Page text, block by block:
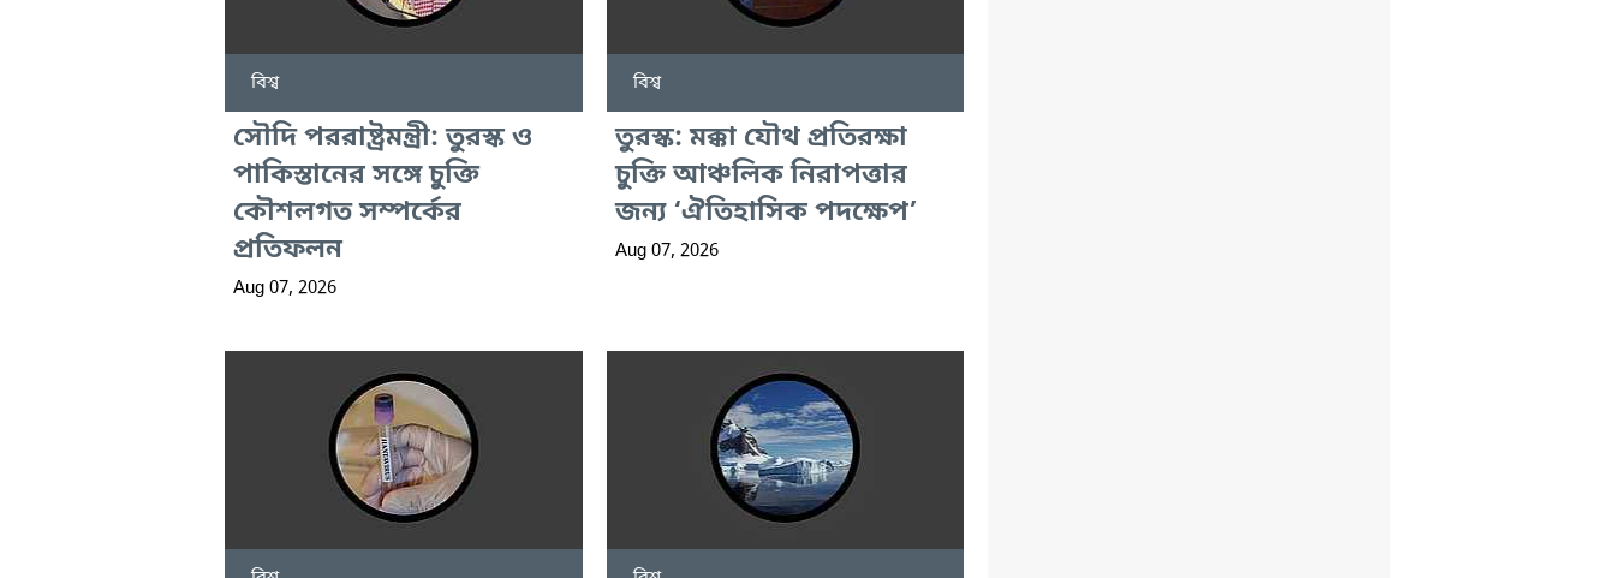
বিশ্ব
সৌদি পররাষ্ট্রমন্ত্রী: তুরস্ক ও
পাকিস্তানের সঙ্গে চুক্তি
কৌশলগত সম্পর্কের
প্রতিফলন
Aug 07, 2026
বিশ্ব
তুরস্ক: মক্কা যৌথ প্রতিরক্ষা
চুক্তি আঞ্চলিক নিরাপত্তার
জন্য ‘ঐতিহাসিক পদক্ষেপ’
Aug 07, 2026